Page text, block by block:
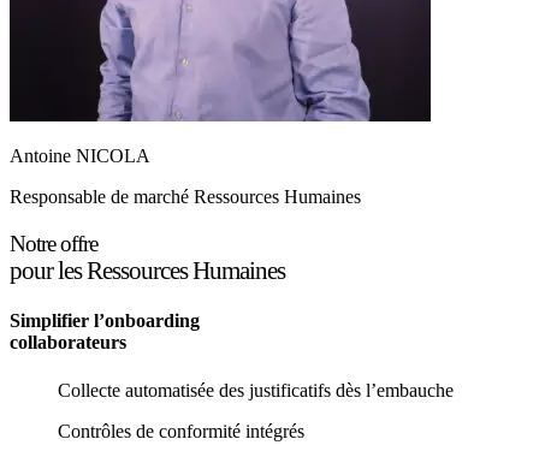
Antoine NICOLA
Responsable de marché Ressources Humaines
Notre offre
pour les Ressources Humaines
Simplifier l’onboarding
collaborateurs
Collecte automatisée des justificatifs dès l’embauche
Contrôles de conformité intégrés